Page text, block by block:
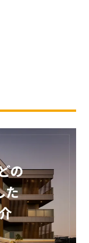
について
施設とは
情報
お知らせ
行の